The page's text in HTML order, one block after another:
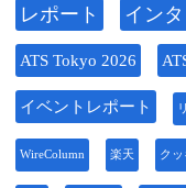
レポート イン
ATS Tokyo 2026
イベントレポート
WireColumn 楽天 クッ